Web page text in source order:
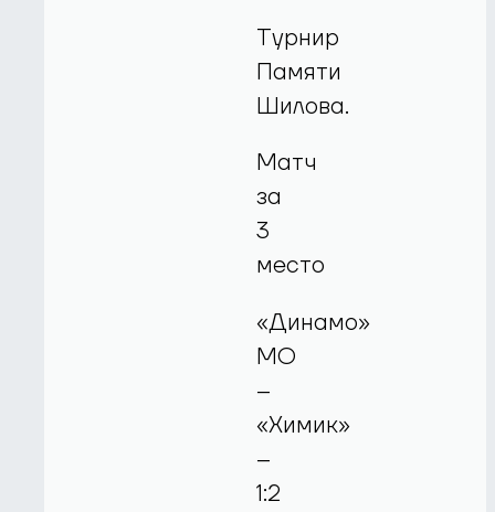
Турнир
Памяти
Шилова.
Матч
за
3
место
«Динамо»
МО
–
«Химик»
–
1:2